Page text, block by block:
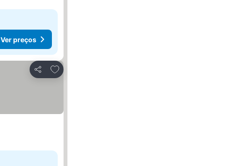
Ver preços
Partilhar
Adicionar aos favoritos